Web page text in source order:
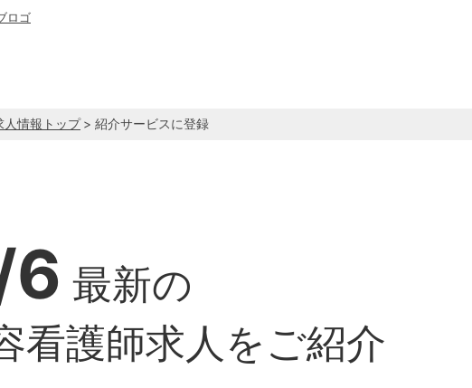
人情報トップ > 紹介サービスに登録
最新の
看護師求人をご紹介